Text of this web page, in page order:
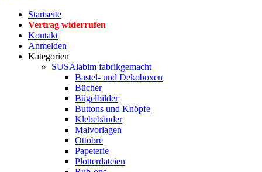
Startseite
Vertrag widerrufen
Kontakt
Anmelden
Kategorien
SUSAlabim fabrikgemacht
Bastel- und Dekoboxen
Bücher
Bügelbilder
Buttons und Knöpfe
Klebebänder
Malvorlagen
Ottobre
Papeterie
Plotterdateien